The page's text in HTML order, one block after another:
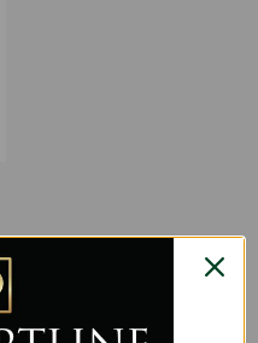
VAIKAMS
| KARNAVALINIAI